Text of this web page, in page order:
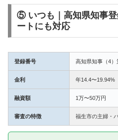
⑤ いつも｜高知県知事
ートにも対応
登録番号 高知県知事（4）
金利 年14.4〜19.94%
融資額 1万〜50万円
審査の特徴 福生市の主婦・